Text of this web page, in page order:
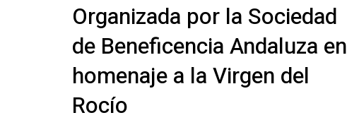
Organizada por la Sociedad
de Beneficencia Andaluza en
homenaje a la Virgen del
Rocío